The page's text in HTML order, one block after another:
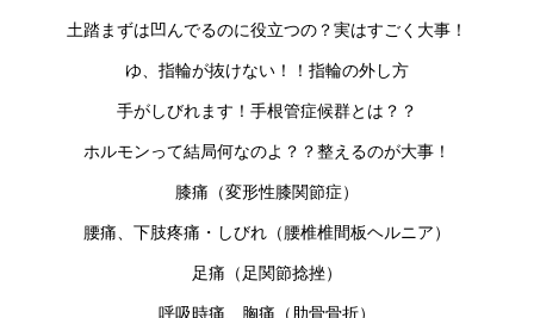
土踏まずは凹んでるのに役立つの？実はすごく大事！
ゆ、指輪が抜けない！！指輪の外し方
手がしびれます！手根管症候群とは？？
ホルモンって結局何なのよ？？整えるのが大事！
膝痛（変形性膝関節症）
腰痛、下肢疼痛・しびれ（腰椎椎間板ヘルニア）
足痛（足関節捻挫）
呼吸時痛、胸痛（肋骨骨折）